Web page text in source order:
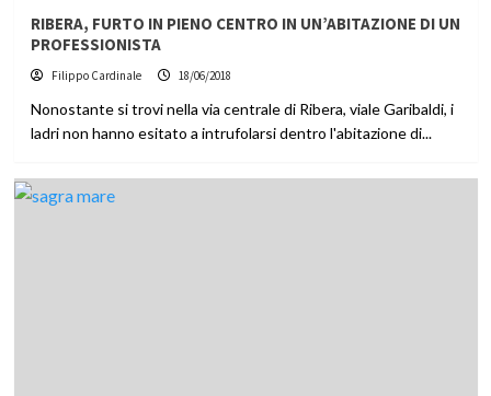
RIBERA, FURTO IN PIENO CENTRO IN UN’ABITAZIONE DI UN
PROFESSIONISTA
Filippo Cardinale 18/06/2018
Nonostante si trovi nella via centrale di Ribera, viale Garibaldi, i
ladri non hanno esitato a intrufolarsi dentro l'abitazione di...